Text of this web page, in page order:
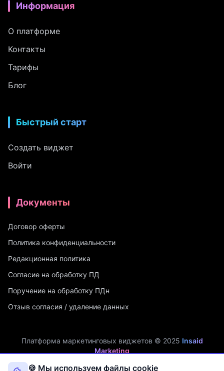
Информация
О платформе
Контакты
Тарифы
Блог
Быстрый старт
Создать виджет
Войти
Документы
Договор оферты
Политика конфиденциальности
Редакционная политика
Согласие на обработку ПД
Поручение на обработку ПДн
Отзыв согласия / удаление данных
Платформа маркетинговых виджетов © 2025 Insaid
Marketing
ИП Мухамадеев Р.А. | ИНН: 740704342750 | ОГРНИП:
🍪 Мы используем файлы cookie